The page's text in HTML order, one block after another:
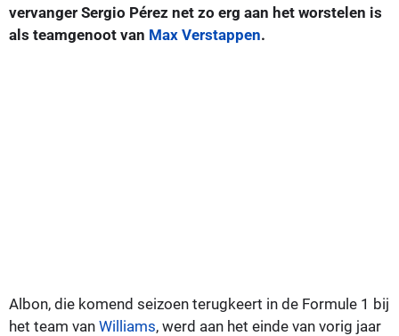
vervanger Sergio Pérez net zo erg aan het worstelen is
als teamgenoot van Max Verstappen.
Albon, die komend seizoen terugkeert in de Formule 1 bij
het team van Williams, werd aan het einde van vorig jaar